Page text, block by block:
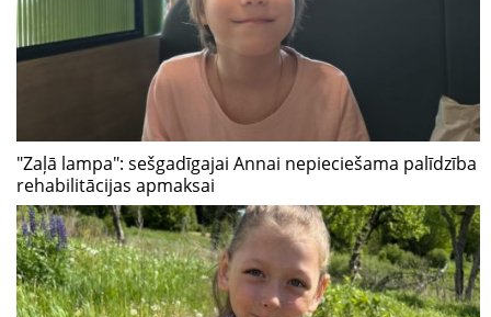
"Zaļā lampa": sešgadīgajai Annai nepieciešama palīdzība
rehabilitācijas apmaksai